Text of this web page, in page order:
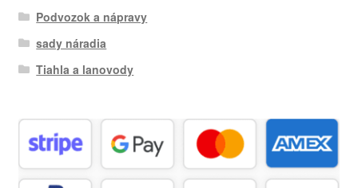
Podvozok a nápravy
sady náradia
Tiahla a lanovody